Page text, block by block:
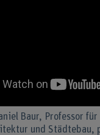
Baur, Professor für
und Städtebau,